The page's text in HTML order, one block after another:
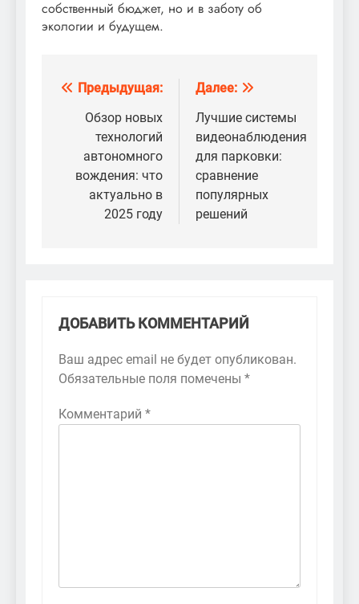
собственный бюджет, но и в заботу об
экологии и будущем.
Навигация
записям
Предыдущая:
Обзор новых
технологий
автономного
вождения: что
актуально в
2025 году
Далее:
Лучшие системы
видеонаблюдения
для парковки:
сравнение
популярных
решений
ДОБАВИТЬ КОММЕНТАРИЙ
Ваш адрес email не будет опубликован.
Обязательные поля помечены *
Комментарий *